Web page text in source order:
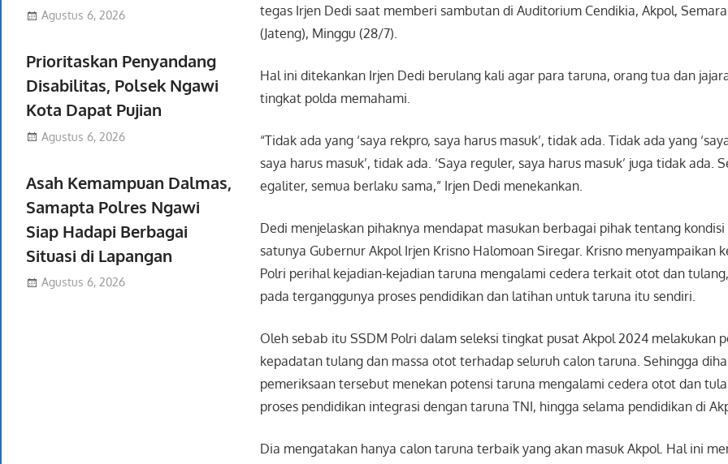
tegas Irjen Dedi saat memberi sambutan di Auditorium Cendikia, Akpol,
(Jateng), Minggu (28/7).
Hal ini ditekankan Irjen Dedi berulang kali agar para taruna, orang tua dan
tingkat polda memahami.
“Tidak ada yang ‘saya rekpro, saya harus masuk’, tidak ada. Tidak ada yang
saya harus masuk’, tidak ada. ‘Saya reguler, saya harus masuk’ juga tidak ada.
egaliter, semua berlaku sama,” Irjen Dedi menekankan.
Dedi menjelaskan pihaknya mendapat masukan berbagai pihak tentang
satunya Gubernur Akpol Irjen Krisno Halomoan Siregar. Krisno menyampaikan
Polri perihal kejadian-kejadian taruna mengalami cedera terkait otot dan
pada terganggunya proses pendidikan dan latihan untuk taruna itu sendiri.
Oleh sebab itu SSDM Polri dalam seleksi tingkat pusat Akpol 2024 melakukan
kepadatan tulang dan massa otot terhadap seluruh calon taruna. Sehingga
pemeriksaan tersebut menekan potensi taruna mengalami cedera otot dan
proses pendidikan integrasi dengan taruna TNI, hingga selama pendidikan di
Dia mengatakan hanya calon taruna terbaik yang akan masuk Akpol. Hal ini
Agustus 6, 2026
Prioritaskan Penyandang
Disabilitas, Polsek Ngawi
Kota Dapat Pujian
Agustus 6, 2026
Asah Kemampuan Dalmas,
Samapta Polres Ngawi
Siap Hadapi Berbagai
Situasi di Lapangan
Agustus 6, 2026